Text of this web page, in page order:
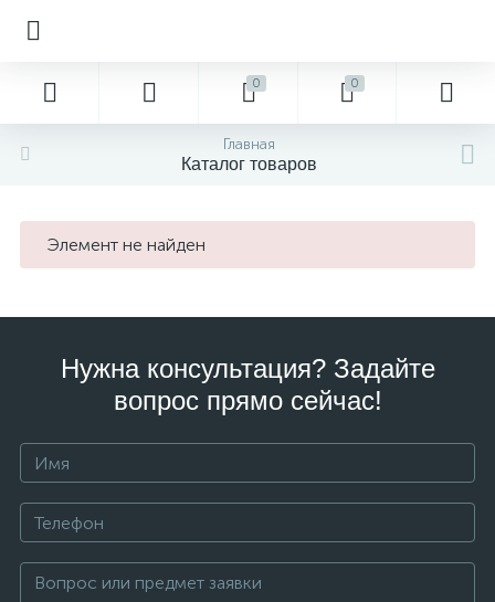
0 0
Главная
Каталог товаров
Элемент не найден
Нужна консультация? Задайте
вопрос прямо сейчас!